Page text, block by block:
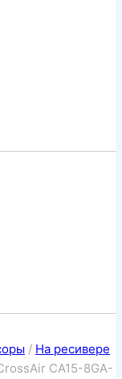
/ На ресивере
CA15-8GA-